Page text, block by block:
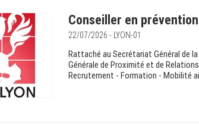
Conseiller en
22/07/2026 - LYON-01
Rattaché au Secrétariat Général de
Générale de Proximité et de
Recrutement - Formation - Mobilité